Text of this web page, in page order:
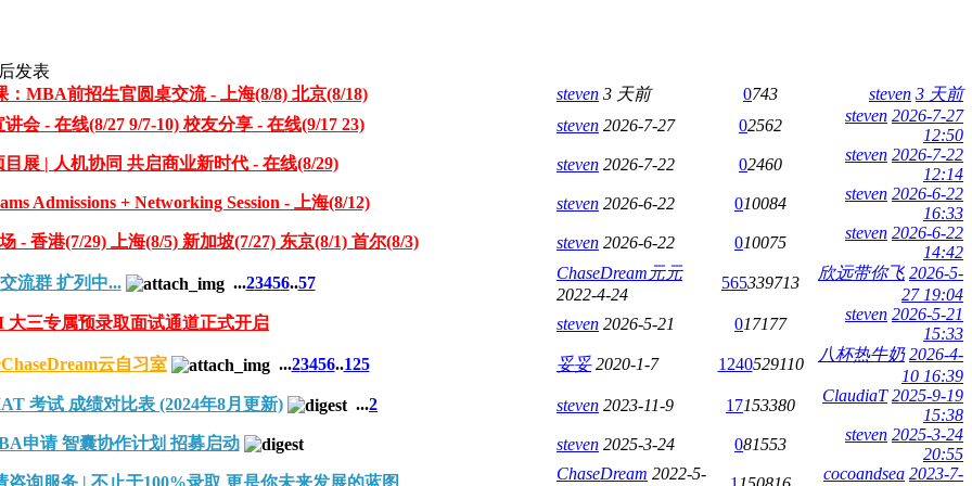
发表
：MBA前招生官圆桌交流 - 上海(8/8) 北京(8/18)
steven 3 天前 0743 steven 3 天前
会 - 在线(8/27 9/7-10) 校友分享 - 在线(9/17 23)
steven 2026-7-27 02562
steven 2026-7-27
12:50
展 | 人机协同 共启商业新时代 - 在线(8/29)
steven 2026-7-22 02460
steven 2026-7-22
12:14
Admissions + Networking Session - 上海(8/12)
steven 2026-6-22 010084
steven 2026-6-22
16:33
- 香港(7/29) 上海(8/5) 新加坡(7/27) 东京(8/1) 首尔(8/3)
steven 2026-6-22 010075
steven 2026-6-22
14:42
流群 扩列中...
...23456..57
ChaseDream元元
2022-4-24
565339713
欣远带你飞 2026-5-
27 19:04
大三专属预录取面试通道正式开启
steven 2026-5-21 017177
steven 2026-5-21
15:33
云自习室
...23456..125 妥妥 2020-1-7 1240529110
八杯热牛奶 2026-4-
10 16:39
考试 成绩对比表 (2024年8月更新)
...2 steven 2023-11-9 17153380
ClaudiaT 2025-9-19
15:38
申请 智囊协作计划 招募启动
steven 2025-3-24 081553
steven 2025-3-24
20:55
询服务 | 不止于100%录取 更是你未来发展的蓝图
ChaseDream 2022-5-
cocoandsea 2023-7-